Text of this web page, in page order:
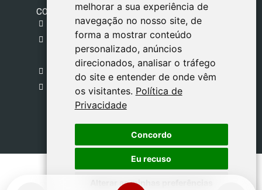
melhorar a sua experiência de
navegação no nosso site, de
forma a mostrar conteúdo
personalizado, anúncios
direcionados, analisar o tráfego
do site e entender de onde vêm
os visitantes. Política de
Privacidade
Concordo
Eu recuso
Alterar as minhas preferências
melhorar a sua experiência de
navegação no nosso site, de
forma a mostrar conteúdo
personalizado, anúncios
direcionados, analisar o tráfego
do site e entender de onde vêm
os visitantes. Política de
Privacidade
Concordo
Eu recuso
Alterar as minhas preferências
CONTACTO
gestion@safeliz.com
C. del Pradillo, 6, 28770 Colmenar Viejo,
Madrid
+34 918 459 877
Segunda a Sexta
09:00 - 13:00